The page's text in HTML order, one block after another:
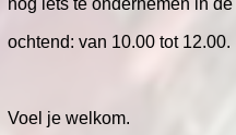
nog iets te ondernemen in
ochtend: van 10.00 tot 12.00.
Voel je welkom.